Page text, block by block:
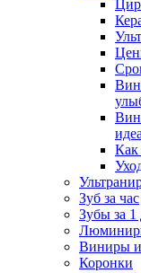
Как
Зуб за час
Зубы за 1
Виниры
Коронки